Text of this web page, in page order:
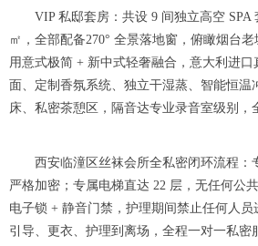
VIP 私邸套房：共设 9 间独立高空 SPA
㎡，全部配备270° 全景落地窗，俯瞰烟台
用意式极简 + 新中式轻奢融合，意大利进
面、定制香氛系统、独立干湿蒸、智能恒温
床、私密茶憩区，隔音达专业录音室级别，
西安临潼区丝袜会所全私密闭环流程：
严格加密；专属电梯直达 22 层，无任何公
电子锁 + 静音门禁，护理期间禁止任何人
引导、更衣、护理到离场，全程一对一私密